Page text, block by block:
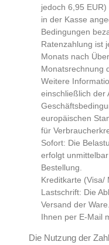
jedoch 6,95
in der Kasse
Bedingungen
Ratenzahlung ist
Monats nach
Monatsrechnung
Weitere
einschließlich der
europäischen
für
Sofort: Die
erfolgt
Bestellung.
Kreditkarte (Visa/
Lastschrift: Die
Versand der
Ihnen per E-Mail
Die Nutzung der